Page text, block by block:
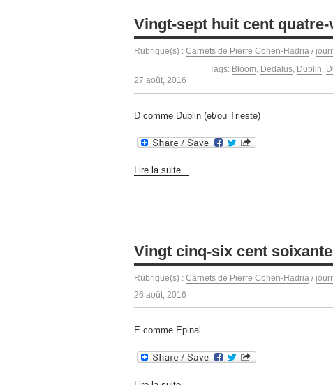
Vingt-sept huit cent
Rubrique(s) : Carnets de Pierre Cohen-Hadria /
Tags: Bloom, Dedalus, Dublin,
27 août, 2016
D comme Dublin (et/ou Trieste)
Lire la suite...
Vingt cinq-six cent
Rubrique(s) : Carnets de Pierre Cohen-Hadria /
26 août, 2016
E comme Epinal